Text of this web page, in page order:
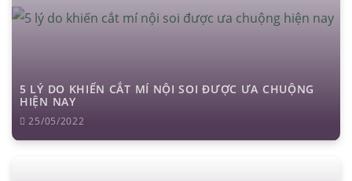
5 LÝ DO KHIẾN CẮT MÍ NỘI SOI ĐƯỢC ƯA CHUỘNG
HIỆN NAY
25/05/2022